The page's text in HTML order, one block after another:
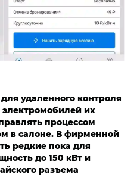
удаленного контроля
их
процессом
в салоне. В фирменной
редкие пока для
до 150 кВт и
разъема